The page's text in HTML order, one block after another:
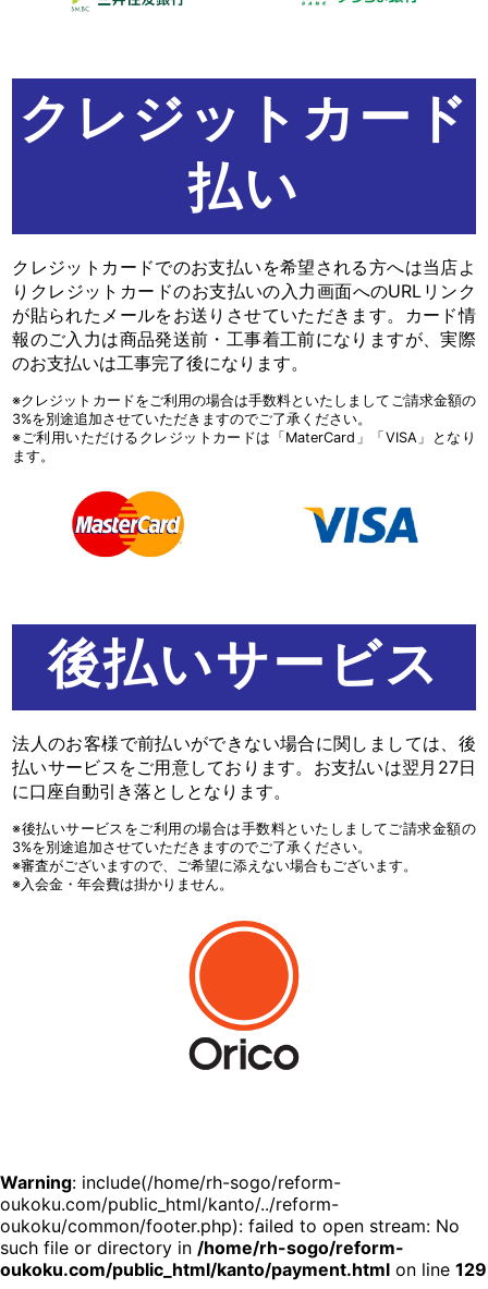
クレジットカード
払い
クレジットカードでのお支払いを希望される方へは当店よ
りクレジットカードのお支払いの入力画面へのURLリンク
が貼られたメールをお送りさせていただきます。カード情
報のご入力は商品発送前・工事着工前になりますが、実際
のお支払いは工事完了後になります。
※クレジットカードをご利用の場合は手数料といたしましてご請求金額の
3%を別途追加させていただきますのでご了承ください。
※ご利用いただけるクレジットカードは「MaterCard」「VISA」となり
ます。
後払いサービス
法人のお客様で前払いができない場合に関しましては、後
払いサービスをご用意しております。お支払いは翌月27日
に口座自動引き落としとなります。
※後払いサービスをご利用の場合は手数料といたしましてご請求金額の
3%を別途追加させていただきますのでご了承ください。
※審査がございますので、ご希望に添えない場合もございます。
※入会金・年会費は掛かりません。
Warning: include(/home/rh-sogo/reform-
oukoku.com/public_html/kanto/../reform-
oukoku/common/footer.php): failed to open stream: No
such file or directory in /home/rh-sogo/reform-
oukoku.com/public_html/kanto/payment.html on line 129